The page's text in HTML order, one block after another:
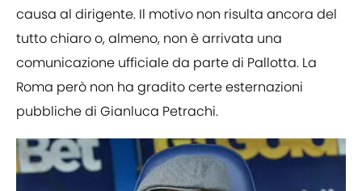
causa al dirigente. Il motivo non risulta ancora del
tutto chiaro o, almeno, non è arrivata una
comunicazione ufficiale da parte di Pallotta. La
Roma però non ha gradito certe esternazioni
pubbliche di Gianluca Petrachi.